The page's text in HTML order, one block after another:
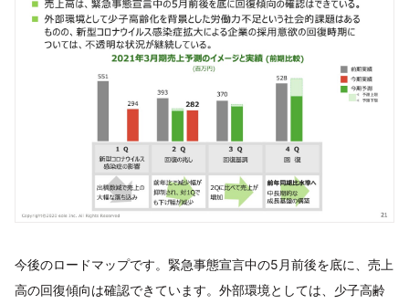
今後のロードマップです。緊急事態宣言中の5月前後を底に、売上
高の回復傾向は確認できています。外部環境としては、少子高齢